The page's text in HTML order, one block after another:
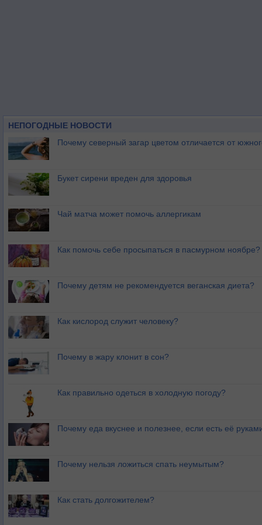
НЕПОГОДНЫЕ НОВОСТИ
Почему северный загар цветом отличается от
Букет сирени вреден для здоровья
Чай матча может помочь аллергикам
Как помочь себе просыпаться в пасмурном ноябре?
Почему детям не рекомендуется веганская диета?
Как кислород служит человеку?
Почему в жару клонит в сон?
Как правильно одеться в холодную погоду?
Почему еда вкуснее и полезнее, если есть её
Почему нельзя ложиться спать неумытым?
Как стать долгожителем?